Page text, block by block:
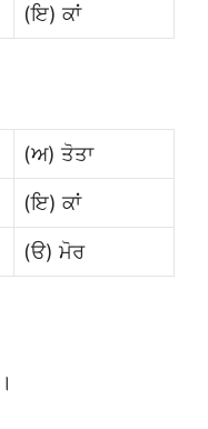
(ਇ) ਕਾਂ
(ਅ) ਤੋਤਾ
(ਇ) ਕਾਂ
(ੳ) ਮੋਰ